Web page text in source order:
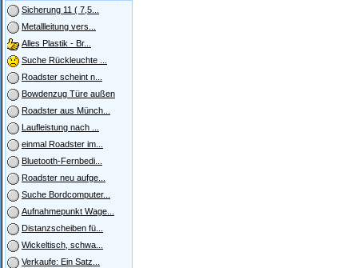
Sicherung 11 ( 7,5...
Metallleitung vers...
Alles Plastik - Br...
Suche Rückleuchte ...
Roadster scheint n...
Bowdenzug Türe außen
Roadster aus Münch...
Laufleistung nach ...
einmal Roadster im...
Bluetooth-Fernbedi...
Roadster neu aufge...
Suche Bordcomputer...
Aufnahmepunkt Wage...
Distanzscheiben fü...
Wickeltisch, schwa...
Verkaufe: Ein Satz...